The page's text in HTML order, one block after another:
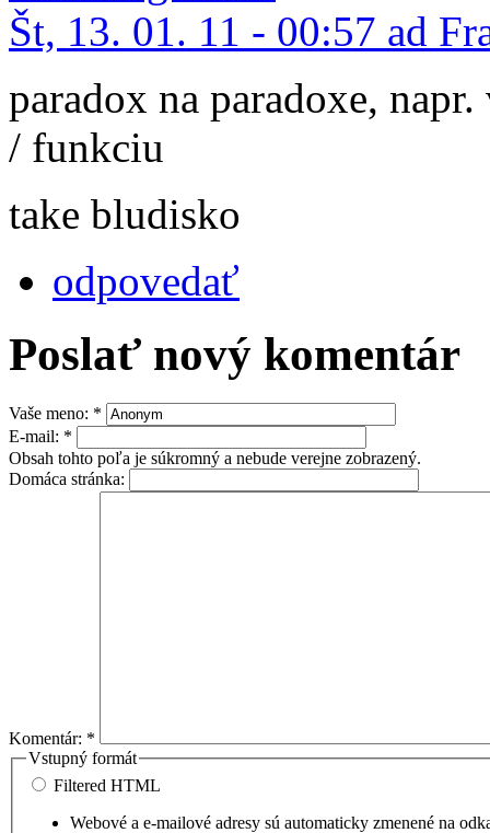
Št, 13. 01. 11 - 00:57 ad
paradox na paradoxe,
/ funkciu
take bludisko
odpovedať
Poslať nový komentár
Vaše meno: *
E-mail: *
Obsah tohto poľa je súkromný a nebude verejne zobrazený.
Domáca stránka:
Komentár: *
Vstupný formát
Filtered HTML
Webové a e-mailové adresy sú automaticky zmenené na